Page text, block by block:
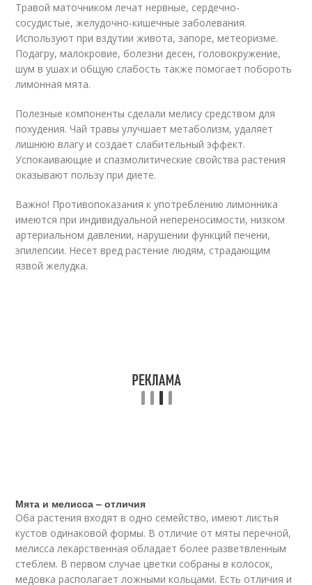
Травой маточником лечат нервные, сердечно-
сосудистые, желудочно-кишечные заболевания.
Используют при вздутии живота, запоре, метеоризме.
Подагру, малокровие, болезни десен, головокружение,
шум в ушах и общую слабость также помогает побороть
лимонная мята.
Полезные компоненты сделали мелису средством для
похудения. Чай травы улучшает метаболизм, удаляет
лишнюю влагу и создает слабительный эффект.
Успокаивающие и спазмолитические свойства растения
оказывают пользу при диете.
Важно! Противопоказания к употреблению лимонника
имеются при индивидуальной непереносимости, низком
артериальном давлении, нарушении функций печени,
эпилепсии. Несет вред растение людям, страдающим
язвой желудка.
Мята и мелисса – отличия
Оба растения входят в одно семейство, имеют листья
кустов одинаковой формы. В отличие от мяты перечной,
мелисса лекарственная обладает более разветвленным
стеблем. В первом случае цветки собраны в колосок,
медовка располагает ложными кольцами. Есть отличия и